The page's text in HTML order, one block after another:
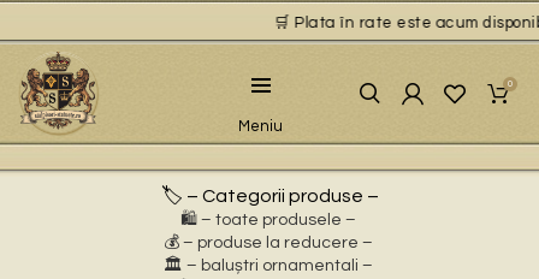
🛒 Plata în rate este acum
Meniu
0
🏷️ – Categorii produse –
🛍️ – toate produsele –
💰 – produse la reducere –
🏛 – baluștri ornamentali –